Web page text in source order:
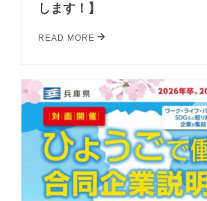
します！】
READ MORE